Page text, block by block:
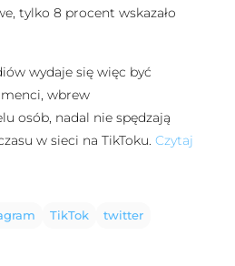
tylko 8 procent wskazało
wydaje się więc być
wbrew
osób, nadal nie spędzają
w sieci na TikToku. Czytaj
TikTok
twitter